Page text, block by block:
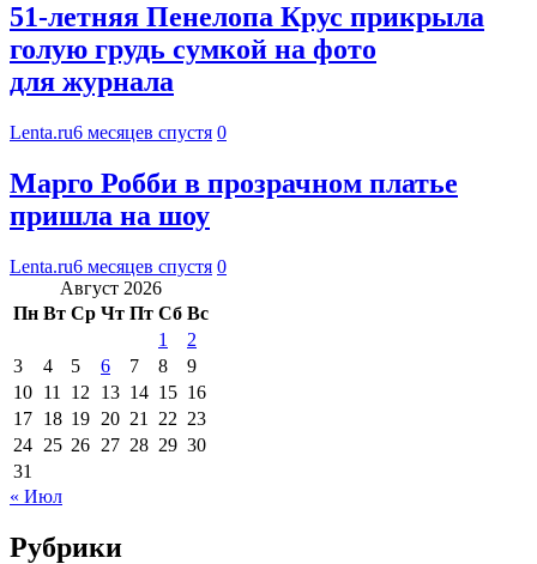
51-летняя Пенелопа Крус прикрыла
голую грудь сумкой на фото
для журнала
Lenta.ru6 месяцев спустя 0
Марго Робби в прозрачном платье
пришла на шоу
Lenta.ru6 месяцев спустя 0
Август 2026
Пн Вт Ср Чт Пт Сб Вс
1
2
3
4 5 6 7 8
9
10 11 12 13 14 15 16
17 18 19 20 21 22 23
24 25 26 27 28 29 30
31
« Июл
Рубрики